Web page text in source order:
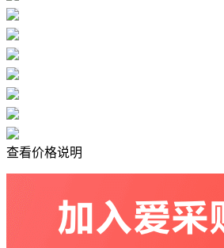
查看价格说明
参加活动等情况发生变化，也可能随
格不同而发生变化，如用户与商家线
的结算价格为准，如用户在爱采购上